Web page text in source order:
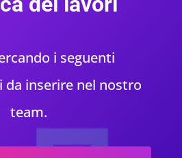
i seguenti
da inserire nel nostro
team.